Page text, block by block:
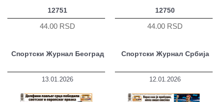
12751
44.00 RSD
12750
44.00 RSD
Спортски Журнал Београд
13.01.2026
Спортски Журнал Србија
12.01.2026